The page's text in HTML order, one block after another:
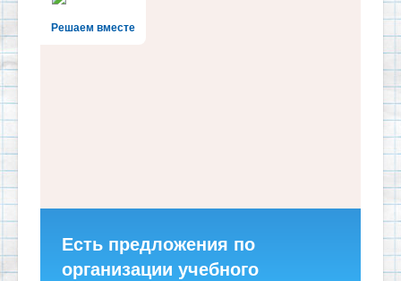
Решаем вместе
Есть предложения по
организации учебного